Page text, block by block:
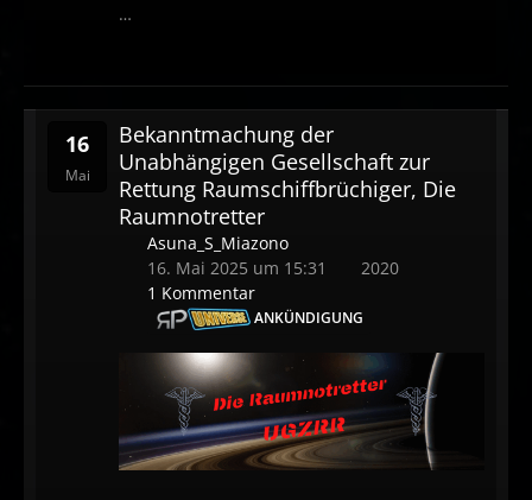
…
16
Mai
Bekanntmachung der
Unabhängigen Gesellschaft zur
Rettung Raumschiffbrüchiger, Die
Raumnotretter
Asuna_S_Miazono
16. Mai 2025 um 15:31
2020
1 Kommentar
ANKÜNDIGUNG